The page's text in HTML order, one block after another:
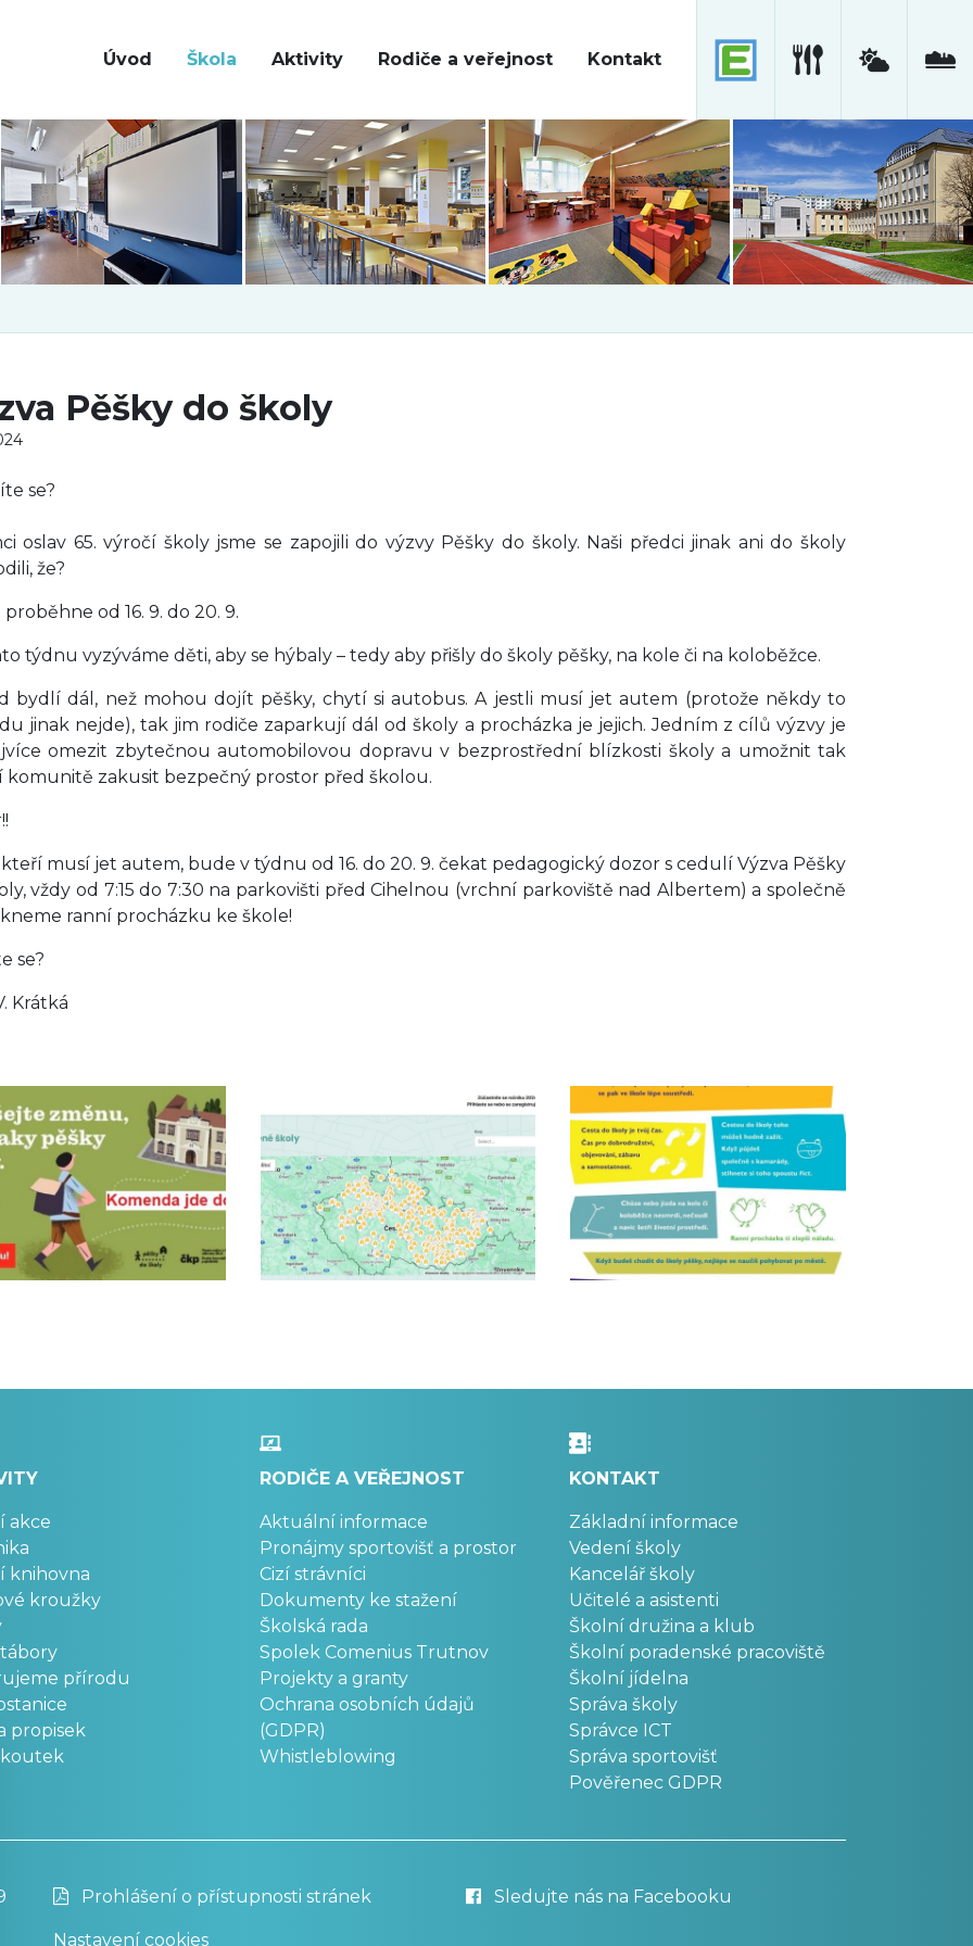
Úvod Škola Aktivity Rodiče a veřejnost Kontakt
Pěšky do školy
se?
oslav 65. výročí školy jsme se zapojili do výzvy Pěšky do školy. Naši předci jinak ani do školy
že?
proběhne od 16. 9. do 20. 9.
týdnu vyzýváme děti, aby se hýbaly – tedy aby přišly do školy pěšky, na kole či na koloběžce.
bydlí dál, než mohou dojít pěšky, chytí si autobus. A jestli musí jet autem (protože někdy to
jinak nejde), tak jim rodiče zaparkují dál od školy a procházka je jejich. Jedním z cílů výzvy je
omezit zbytečnou automobilovou dopravu v bezprostřední blízkosti školy a umožnit tak
komunitě zakusit bezpečný prostor před školou.
kteří musí jet autem, bude v týdnu od 16. do 20. 9. čekat pedagogický dozor s cedulí Výzva Pěšky
vždy od 7:15 do 7:30 na parkovišti před Cihelnou (vrchní parkoviště nad Albertem) a společně
ranní procházku ke škole!
se?
Krátká
akce
knihovna
kroužky
přírodu
propisek
RODIČE A VEŘEJNOST
Aktuální informace
Pronájmy sportovišť a prostor
Cizí strávníci
Dokumenty ke stažení
Školská rada
Spolek Comenius Trutnov
Projekty a granty
Ochrana osobních údajů
(GDPR)
Whistleblowing
KONTAKT
Základní informace
Vedení školy
Kancelář školy
Učitelé a asistenti
Školní družina a klub
Školní poradenské pracoviště
Školní jídelna
Správa školy
Správce ICT
Správa sportovišť
Pověřenec GDPR
Prohlášení o přístupnosti stránek
Nastavení cookies
Sledujte nás na Facebooku